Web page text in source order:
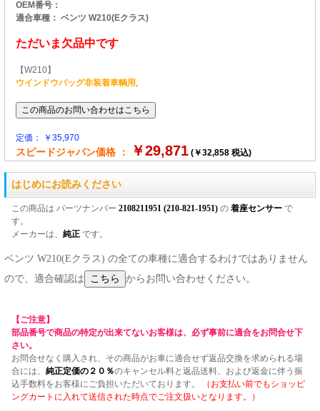
OEM番号：
適合車種： ベンツ W210(Eクラス)
ただいま欠品中です
【W210】
ウインドウバッグ非装着車輌用
定価： ￥35,970
スピードジャパン価格 ： ￥29,871 (￥32,858 税込)
はじめにお読みください
この商品は パーツナンバー 2108211951 (210-821-1951) の 着座センサー で
す。
メーカーは、 純正 です。
ベンツ W210(Eクラス) の全ての車種に適合するわけではありません
ので、適合確認は
からお問い合わせください。
【ご注意】
部品番号で商品の特定が出来てないお客様は、必ず事前に適合をお問合せ下
さい。
お問合せなく購入され、その商品がお車に適合せず返品交換を求められる場
合には、 純正定価の２０％のキャンセル料と返品送料、および返金に伴う振
込手数料をお客様にご負担いただいております。
（お支払い前でもショッピ
ングカートに入れて送信された時点でご注文扱いとなります。）